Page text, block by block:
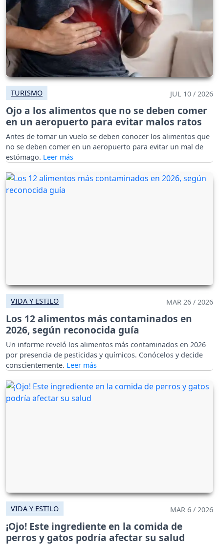
TURISMO JUL 10 / 2026
Ojo a los alimentos que no se deben comer
en un aeropuerto para evitar malos ratos
Antes de tomar un vuelo se deben conocer los alimentos que
no se deben comer en un aeropuerto para evitar un mal de
estómago.
VIDA Y ESTILO MAR 26 / 2026
Los 12 alimentos más contaminados en
2026, según reconocida guía
Un informe reveló los alimentos más contaminados en 2026
por presencia de pesticidas y químicos. Conócelos y decide
conscientemente.
VIDA Y ESTILO MAR 6 / 2026
¡Ojo! Este ingrediente en la comida de
perros y gatos podría afectar su salud